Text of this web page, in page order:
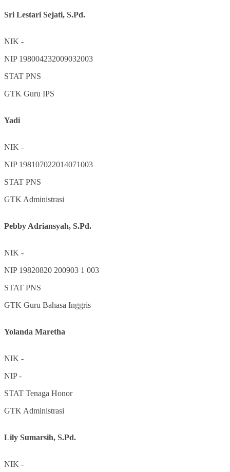
Sri Lestari Sejati, S.Pd.
NIK -
NIP 198004232009032003
STAT PNS
GTK Guru IPS
Yadi
NIK -
NIP 198107022014071003
STAT PNS
GTK Administrasi
Pebby Adriansyah, S.Pd.
NIK -
NIP 19820820 200903 1 003
STAT PNS
GTK Guru Bahasa Inggris
Yolanda Maretha
NIK -
NIP-
STAT Tenaga Honor
GTK Administrasi
Lily Sumarsih, S.Pd.
NIK -